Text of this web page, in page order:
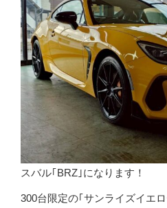
スバル｢BRZ｣になります！
300台限定の｢サンライズイエ